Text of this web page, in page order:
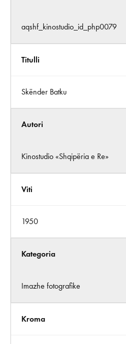
aqshf_kinostudio_id_php0079
Titulli
Skënder Batku
Autori
Kinostudio «Shqipëria e Re»
Viti
1950
Kategoria
Imazhe fotografike
Kroma